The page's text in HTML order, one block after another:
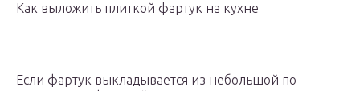
Как выложить плиткой фартук на кухне
Если фартук выкладывается из небольшой по